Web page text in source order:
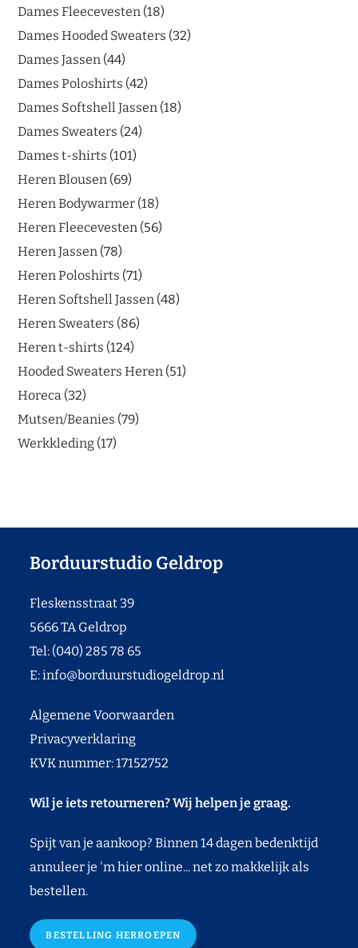
Dames Fleecevesten 18
Dames Hooded Sweaters 32
Dames Jassen 44
Dames Poloshirts 42
Dames Softshell Jassen 18
Dames Sweaters 24
Dames t-shirts 101
Heren Blousen 69
Heren Bodywarmer 18
Heren Fleecevesten 56
Heren Jassen 78
Heren Poloshirts 71
Heren Softshell Jassen 48
Heren Sweaters 86
Heren t-shirts 124
Hooded Sweaters Heren 51
Horeca 32
Mutsen/Beanies 79
Werkkleding 17
Borduurstudio Geldrop
Fleskensstraat 39
5666 TA Geldrop
Tel: (040) 285 78 65
E:info@borduurstudiogeldrop.nl
Algemene Voorwaarden
Privacyverklaring
KVK nummer: 17152752
Wil je iets retourneren? Wij helpen je graag.
Spijt van je aankoop? Binnen 14 dagen bedenktijd
annuleer je 'm hier online... net zo makkelijk als
bestellen.
BESTELLING HERROEPEN